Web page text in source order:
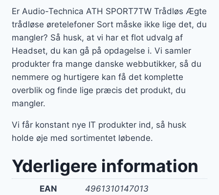
Er Audio-Technica ATH SPORT7TW Trådløs Ægte
trådløse øretelefoner Sort måske ikke lige det, du
mangler? Så husk, at vi har et flot udvalg af
Headset, du kan gå på opdagelse i. Vi samler
produkter fra mange danske webbutikker, så du
nemmere og hurtigere kan få det komplette
overblik og finde lige præcis det produkt, du
mangler.
Vi får konstant nye IT produkter ind, så husk
holde øje med sortimentet løbende.
Yderligere information
EAN 4961310147013